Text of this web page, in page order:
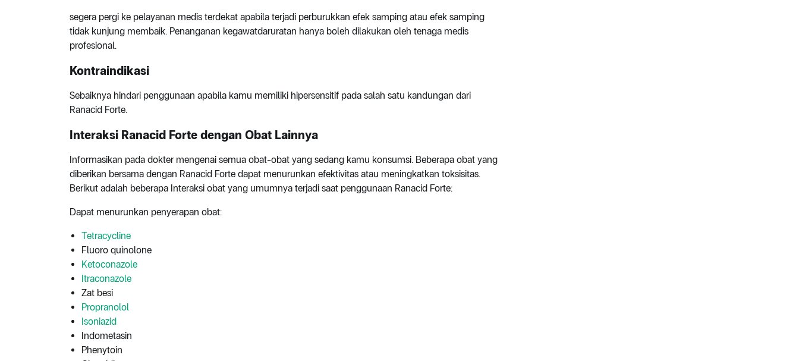
segera pergi ke pelayanan medis terdekat apabila terjadi perburukkan efek samping atau efek samping
tidak kunjung membaik. Penanganan kegawatdaruratan hanya boleh dilakukan oleh tenaga medis
profesional.
Kontraindikasi
Sebaiknya hindari penggunaan apabila kamu memiliki hipersensitif pada salah satu kandungan dari
Ranacid Forte.
Interaksi Ranacid Forte dengan Obat Lainnya
Informasikan pada dokter mengenai semua obat-obat yang sedang kamu konsumsi. Beberapa obat yang
diberikan bersama dengan Ranacid Forte dapat menurunkan efektivitas atau meningkatkan toksisitas.
Berikut adalah beberapa Interaksi obat yang umumnya terjadi saat penggunaan Ranacid Forte:
Dapat menurunkan penyerapan obat:
Tetracycline
Fluoro quinolone
Ketoconazole
Itraconazole
Zat besi
Propranolol
Isoniazid
Indometasin
Phenytoin